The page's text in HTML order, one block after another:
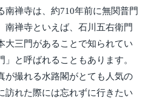
南禅寺は、約710年前に無関普門
南禅寺といえば、石川五右衛門
大三門があることで知られてい
と呼ばれることもあります。
が撮れる水路閣がとても人気の
訪れた際には忘れずに行きたい